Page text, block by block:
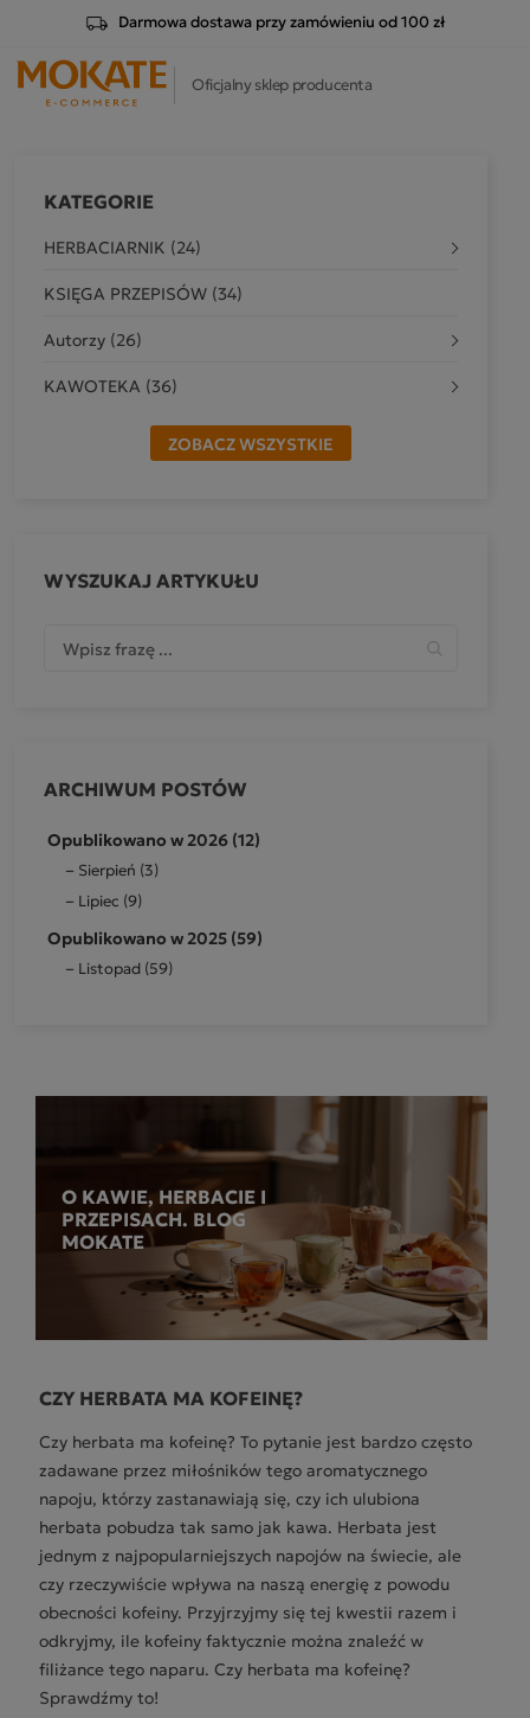
Darmowa dostawa przy zamówieniu od 100 zł
Oficjalny sklep producenta
KATEGORIE
HERBACIARNIK (24)
KSIĘGA PRZEPISÓW (34)
Autorzy (26)
KAWOTEKA (36)
ZOBACZ WSZYSTKIE
WYSZUKAJ ARTYKUŁU
ARCHIWUM POSTÓW
Opublikowano w 2026 (12)
Sierpień (3)
Lipiec (9)
Opublikowano w 2025 (59)
Listopad (59)
O KAWIE, HERBACIE I
PRZEPISACH. BLOG
MOKATE
CZY HERBATA MA KOFEINĘ?
Czy herbata ma kofeinę? To pytanie jest bardzo często
zadawane przez miłośników tego aromatycznego
napoju, którzy zastanawiają się, czy ich ulubiona
herbata pobudza tak samo jak kawa. Herbata jest
jednym z najpopularniejszych napojów na świecie, ale
czy rzeczywiście wpływa na naszą energię z powodu
obecności kofeiny. Przyjrzyjmy się tej kwestii razem i
odkryjmy, ile kofeiny faktycznie można znaleźć w
filiżance tego naparu. Czy herbata ma kofeinę?
Sprawdźmy to!